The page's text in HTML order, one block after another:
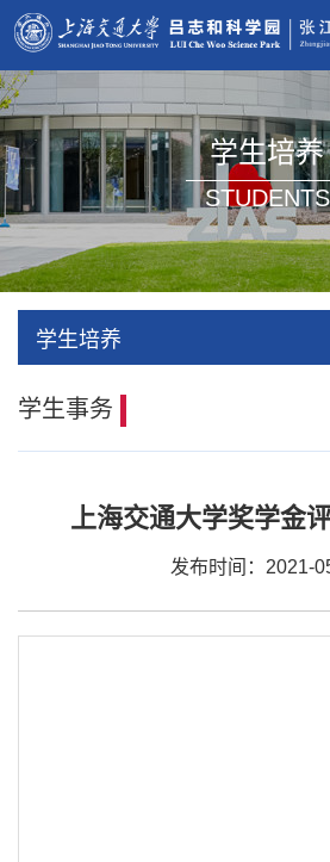
学生培养
STUDENTS
学生培养
学生事务
上海交通大学奖学金
发布时间：2021-